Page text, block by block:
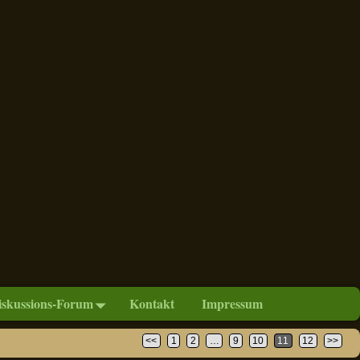
Forum Kontakt Impressum
<< 1 2 … 9 10 11 12 >>